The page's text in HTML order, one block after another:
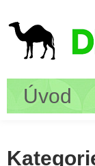
Úvod